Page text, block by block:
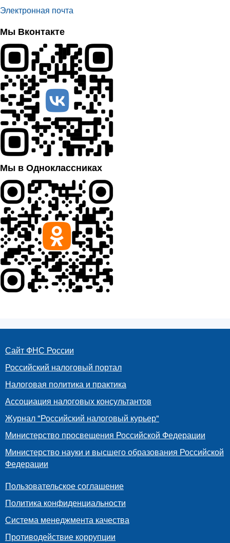
Электронная почта
Мы Вконтакте
Мы в Одноклассниках
Сайт ФНС России
Российский налоговый портал
Налоговая политика и практика
Ассоциация налоговых консультантов
Журнал "Российский налоговый курьер"
Министерство просвещения Российской Федерации
Министерство науки и высшего образования Российской
Федерации
Пользовательское соглашение
Политика конфиденциальности
Система менеджмента качества
Противодействие коррупции